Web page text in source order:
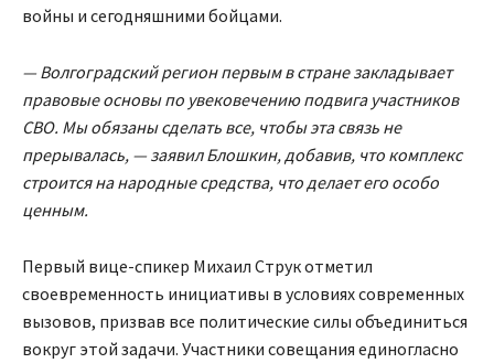
войны и сегодняшними бойцами.
— Волгоградский регион первым в стране закладывает
правовые основы по увековечению подвига участников
СВО. Мы обязаны сделать все, чтобы эта связь не
прерывалась, — заявил Блошкин, добавив, что комплекс
строится на народные средства, что делает его особо
ценным.
Первый вице-спикер Михаил Струк отметил
своевременность инициативы в условиях современных
вызовов, призвав все политические силы объединиться
вокруг этой задачи. Участники совещания единогласно